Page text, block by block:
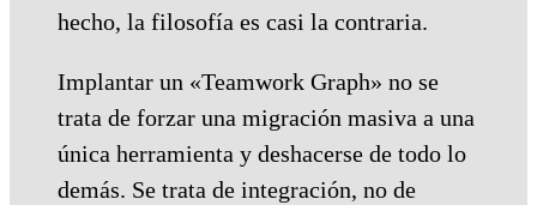
hecho, la filosofía es casi la contraria.
Implantar un «Teamwork Graph» no se
trata de forzar una migración masiva a una
única herramienta y deshacerse de todo lo
demás. Se trata de integración, no de